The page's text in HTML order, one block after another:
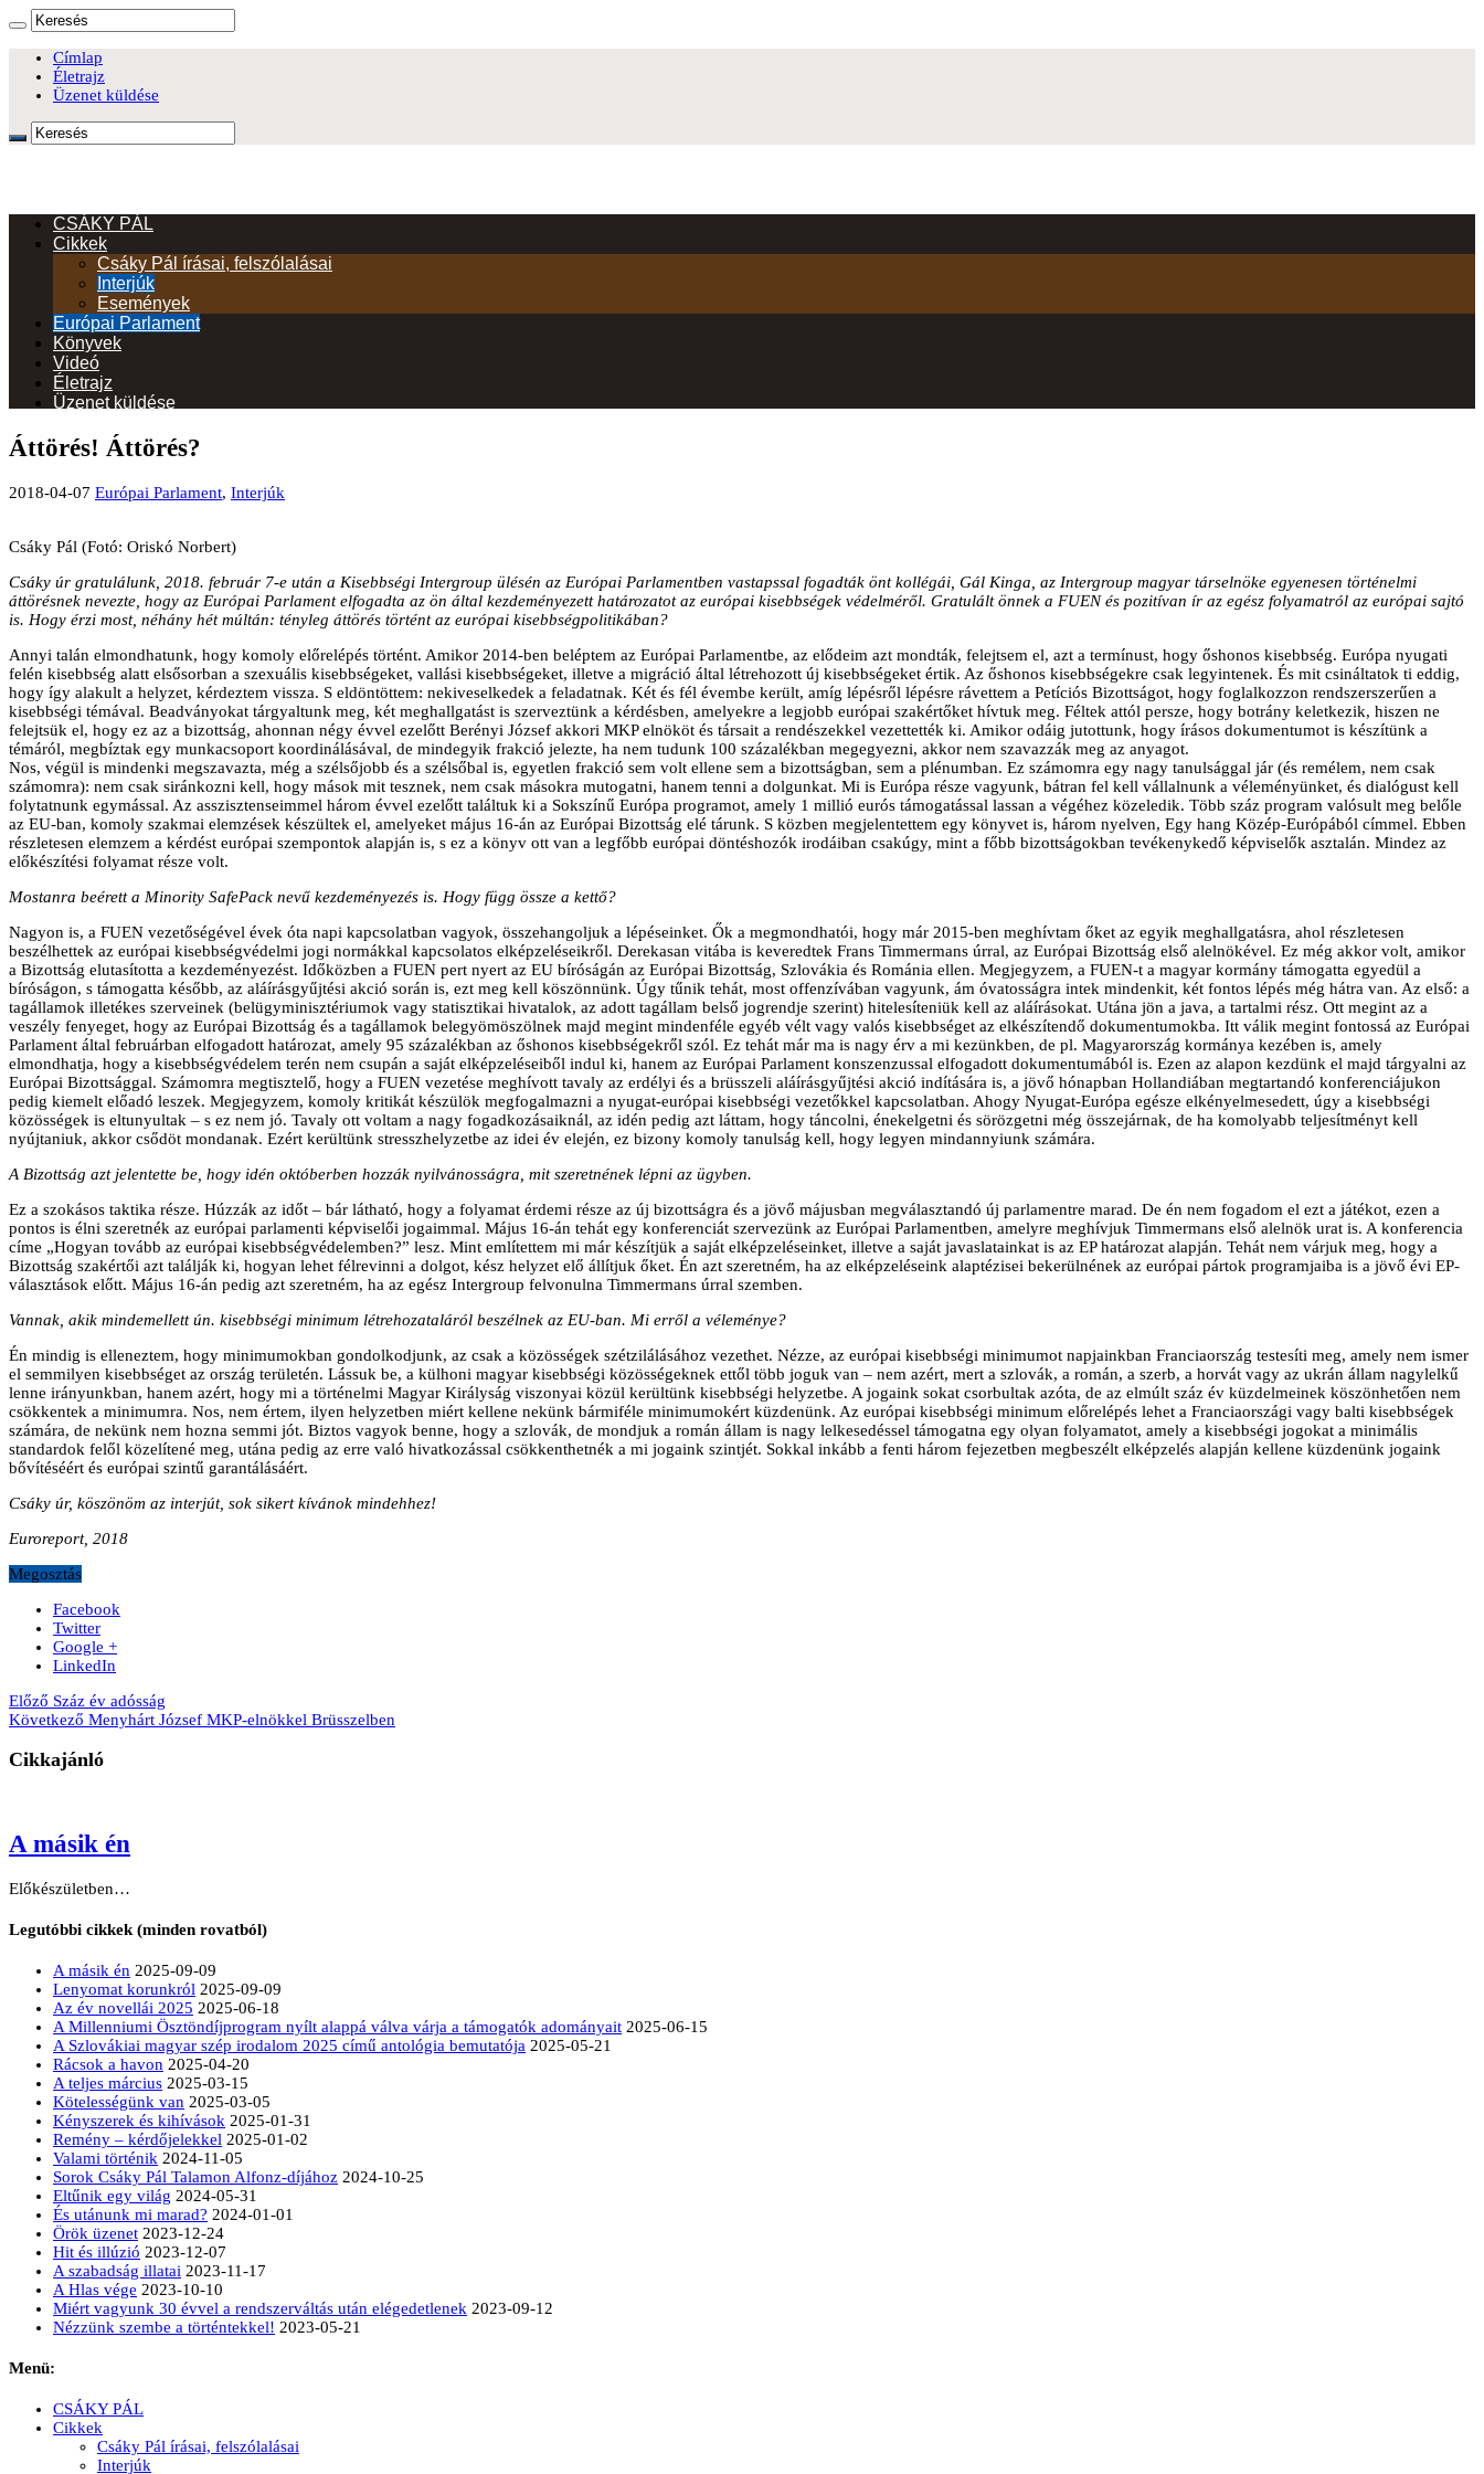
Címlap
Életrajz
Üzenet küldése
CSÁKY PÁL
Cikkek
Csáky Pál írásai, felszólalásai
Interjúk
Események
Európai Parlament
Könyvek
Videó
Életrajz
Üzenet küldése
Áttörés! Áttörés?
2018-04-07 Európai Parlament, Interjúk
Csáky Pál (Fotó: Oriskó Norbert)
Csáky úr gratulálunk, 2018. február 7-e után a Kisebbségi Intergroup ülésén az Európai Parlamentben vastapssal fogadták önt kollégái, Gál Kinga, az Intergroup magyar társelnöke egyenesen történelmi
áttörésnek nevezte, hogy az Európai Parlament elfogadta az ön által kezdeményezett határozatot az európai kisebbségek védelméről. Gratulált önnek a FUEN és pozitívan ír az egész folyamatról az európai sajtó
is. Hogy érzi most, néhány hét múltán: tényleg áttörés történt az európai kisebbségpolitikában?
Annyi talán elmondhatunk, hogy komoly előrelépés történt. Amikor 2014-ben beléptem az Európai Parlamentbe, az elődeim azt mondták, felejtsem el, azt a termínust, hogy őshonos kisebbség. Európa nyugati
felén kisebbség alatt elsősorban a szexuális kisebbségeket, vallási kisebbségeket, illetve a migráció által létrehozott új kisebbségeket értik. Az őshonos kisebbségekre csak legyintenek. És mit csináltatok ti eddig,
hogy így alakult a helyzet, kérdeztem vissza. S eldöntöttem: nekiveselkedek a feladatnak. Két és fél évembe került, amíg lépésről lépésre rávettem a Petíciós Bizottságot, hogy foglalkozzon rendszerszerűen a
kisebbségi témával. Beadványokat tárgyaltunk meg, két meghallgatást is szerveztünk a kérdésben, amelyekre a legjobb európai szakértőket hívtuk meg. Féltek attól persze, hogy botrány keletkezik, hiszen ne
felejtsük el, hogy ez az a bizottság, ahonnan négy évvel ezelőtt Berényi József akkori MKP elnököt és társait a rendészekkel vezettették ki. Amikor odáig jutottunk, hogy írásos dokumentumot is készítünk a
témáról, megbíztak egy munkacsoport koordinálásával, de mindegyik frakció jelezte, ha nem tudunk 100 százalékban megegyezni, akkor nem szavazzák meg az anyagot.
Nos, végül is mindenki megszavazta, még a szélsőjobb és a szélsőbal is, egyetlen frakció sem volt ellene sem a bizottságban, sem a plénumban. Ez számomra egy nagy tanulsággal jár (és remélem, nem csak
számomra): nem csak siránkozni kell, hogy mások mit tesznek, nem csak másokra mutogatni, hanem tenni a dolgunkat. Mi is Európa része vagyunk, bátran fel kell vállalnunk a véleményünket, és dialógust kell
folytatnunk egymással. Az asszisztenseimmel három évvel ezelőtt találtuk ki a Sokszínű Európa programot, amely 1 millió eurós támogatással lassan a végéhez közeledik. Több száz program valósult meg belőle
az EU-ban, komoly szakmai elemzések készültek el, amelyeket május 16-án az Európai Bizottság elé tárunk. S közben megjelentettem egy könyvet is, három nyelven, Egy hang Közép-Európából címmel. Ebben
részletesen elemzem a kérdést európai szempontok alapján is, s ez a könyv ott van a legfőbb európai döntéshozók irodáiban csakúgy, mint a főbb bizottságokban tevékenykedő képviselők asztalán. Mindez az
előkészítési folyamat része volt.
Mostanra beérett a Minority SafePack nevű kezdeményezés is. Hogy függ össze a kettő?
Nagyon is, a FUEN vezetőségével évek óta napi kapcsolatban vagyok, összehangoljuk a lépéseinket. Ők a megmondhatói, hogy már 2015-ben meghívtam őket az egyik meghallgatásra, ahol részletesen
beszélhettek az európai kisebbségvédelmi jogi normákkal kapcsolatos elképzeléseikről. Derekasan vitába is keveredtek Frans Timmermans úrral, az Európai Bizottság első alelnökével. Ez még akkor volt, amikor
a Bizottság elutasította a kezdeményezést. Időközben a FUEN pert nyert az EU bíróságán az Európai Bizottság, Szlovákia és Románia ellen. Megjegyzem, a FUEN-t a magyar kormány támogatta egyedül a
bíróságon, s támogatta később, az aláírásgyűjtési akció során is, ezt meg kell köszönnünk. Úgy tűnik tehát, most offenzívában vagyunk, ám óvatosságra intek mindenkit, két fontos lépés még hátra van. Az első: a
tagállamok illetékes szerveinek (belügyminisztériumok vagy statisztikai hivatalok, az adott tagállam belső jogrendje szerint) hitelesíteniük kell az aláírásokat. Utána jön a java, a tartalmi rész. Ott megint az a
veszély fenyeget, hogy az Európai Bizottság és a tagállamok belegyömöszölnek majd megint mindenféle egyéb vélt vagy valós kisebbséget az elkészítendő dokumentumokba. Itt válik megint fontossá az Európai
Parlament által februárban elfogadott határozat, amely 95 százalékban az őshonos kisebbségekről szól. Ez tehát már ma is nagy érv a mi kezünkben, de pl. Magyarország kormánya kezében is, amely
elmondhatja, hogy a kisebbségvédelem terén nem csupán a saját elképzeléseiből indul ki, hanem az Európai Parlament konszenzussal elfogadott dokumentumából is. Ezen az alapon kezdünk el majd tárgyalni az
Európai Bizottsággal. Számomra megtisztelő, hogy a FUEN vezetése meghívott tavaly az erdélyi és a brüsszeli aláírásgyűjtési akció indítására is, a jövő hónapban Hollandiában megtartandó konferenciájukon
pedig kiemelt előadó leszek. Megjegyzem, komoly kritikát készülök megfogalmazni a nyugat-európai kisebbségi vezetőkkel kapcsolatban. Ahogy Nyugat-Európa egésze elkényelmesedett, úgy a kisebbségi
közösségek is eltunyultak – s ez nem jó. Tavaly ott voltam a nagy fogadkozásaiknál, az idén pedig azt láttam, hogy táncolni, énekelgetni és sörözgetni még összejárnak, de ha komolyabb teljesítményt kell
nyújtaniuk, akkor csődöt mondanak. Ezért kerültünk stresszhelyzetbe az idei év elején, ez bizony komoly tanulság kell, hogy legyen mindannyiunk számára.
A Bizottság azt jelentette be, hogy idén októberben hozzák nyilvánosságra, mit szeretnének lépni az ügyben.
Ez a szokásos taktika része. Húzzák az időt – bár látható, hogy a folyamat érdemi része az új bizottságra és a jövő májusban megválasztandó új parlamentre marad. De én nem fogadom el ezt a játékot, ezen a
pontos is élni szeretnék az európai parlamenti képviselői jogaimmal. Május 16-án tehát egy konferenciát szervezünk az Európai Parlamentben, amelyre meghívjuk Timmermans első alelnök urat is. A konferencia
címe „Hogyan tovább az európai kisebbségvédelemben?” lesz. Mint említettem mi már készítjük a saját elképzeléseinket, illetve a saját javaslatainkat is az EP határozat alapján. Tehát nem várjuk meg, hogy a
Bizottság szakértői azt találják ki, hogyan lehet félrevinni a dolgot, kész helyzet elő állítjuk őket. Én azt szeretném, ha az elképzeléseink alaptézisei bekerülnének az európai pártok programjaiba is a jövő évi EP-
választások előtt. Május 16-án pedig azt szeretném, ha az egész Intergroup felvonulna Timmermans úrral szemben.
Vannak, akik mindemellett ún. kisebbségi minimum létrehozataláról beszélnek az EU-ban. Mi erről a véleménye?
Én mindig is elleneztem, hogy minimumokban gondolkodjunk, az csak a közösségek szétzilálásához vezethet. Nézze, az európai kisebbségi minimumot napjainkban Franciaország testesíti meg, amely nem ismer
el semmilyen kisebbséget az ország területén. Lássuk be, a külhoni magyar kisebbségi közösségeknek ettől több joguk van – nem azért, mert a szlovák, a román, a szerb, a horvát vagy az ukrán állam nagylelkű
lenne irányunkban, hanem azért, hogy mi a történelmi Magyar Királyság viszonyai közül kerültünk kisebbségi helyzetbe. A jogaink sokat csorbultak azóta, de az elmúlt száz év küzdelmeinek köszönhetően nem
csökkentek a minimumra. Nos, nem értem, ilyen helyzetben miért kellene nekünk bármiféle minimumokért küzdenünk. Az európai kisebbségi minimum előrelépés lehet a Franciaországi vagy balti kisebbségek
számára, de nekünk nem hozna semmi jót. Biztos vagyok benne, hogy a szlovák, de mondjuk a román állam is nagy lelkesedéssel támogatna egy olyan folyamatot, amely a kisebbségi jogokat a minimális
standardok felől közelítené meg, utána pedig az erre való hivatkozással csökkenthetnék a mi jogaink szintjét. Sokkal inkább a fenti három fejezetben megbeszélt elképzelés alapján kellene küzdenünk jogaink
bővítéséért és európai szintű garantálásáért.
Csáky úr, köszönöm az interjút, sok sikert kívánok mindehhez!
Euroreport, 2018
Megosztás
Facebook
Twitter
Google +
LinkedIn
Előző Száz év adósság
Következő Menyhárt József MKP-elnökkel Brüsszelben
Cikkajánló
A másik én
Előkészületben…
Legutóbbi cikkek (minden rovatból)
A másik én 2025-09-09
Lenyomat korunkról 2025-09-09
Az év novellái 2025 2025-06-18
A Millenniumi Ösztöndíjprogram nyílt alappá válva várja a támogatók adományait 2025-06-15
A Szlovákiai magyar szép irodalom 2025 című antológia bemutatója 2025-05-21
Rácsok a havon 2025-04-20
A teljes március 2025-03-15
Kötelességünk van 2025-03-05
Kényszerek és kihívások 2025-01-31
Remény – kérdőjelekkel 2025-01-02
Valami történik 2024-11-05
Sorok Csáky Pál Talamon Alfonz-díjához 2024-10-25
Eltűnik egy világ 2024-05-31
És utánunk mi marad? 2024-01-01
Örök üzenet 2023-12-24
Hit és illúzió 2023-12-07
A szabadság illatai 2023-11-17
A Hlas vége 2023-10-10
Miért vagyunk 30 évvel a rendszerváltás után elégedetlenek 2023-09-12
Nézzünk szembe a történtekkel! 2023-05-21
Menü:
CSÁKY PÁL
Cikkek
Csáky Pál írásai, felszólalásai
Interjúk